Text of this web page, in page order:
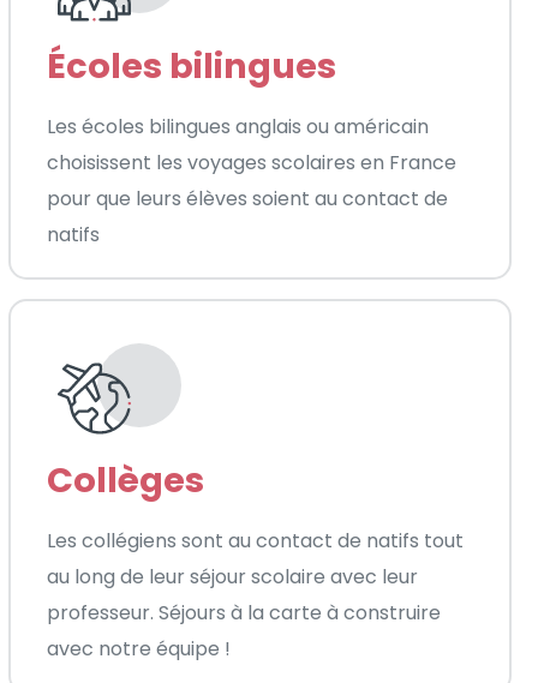
Écoles bilingues
Les écoles bilingues anglais ou américain
choisissent les voyages scolaires en France
pour que leurs élèves soient au contact de
natifs
Collèges
Les collégiens sont au contact de natifs tout
au long de leur séjour scolaire avec leur
professeur. Séjours à la carte à construire
avec notre équipe !